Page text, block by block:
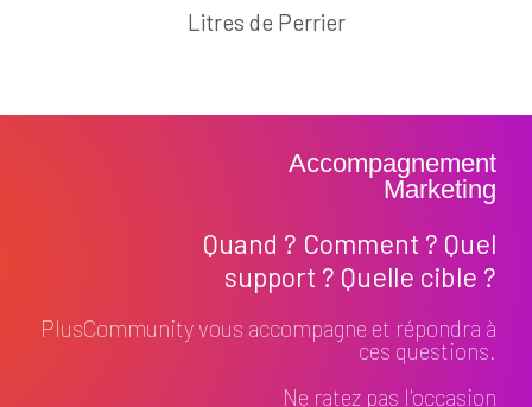
Litres de Perrier
Accompagnement
Marketing
Quand ? Comment ? Quel
support ? Quelle cible ?
PlusCommunity vous accompagne et répondra à
ces questions.
Ne ratez pas l'occasion